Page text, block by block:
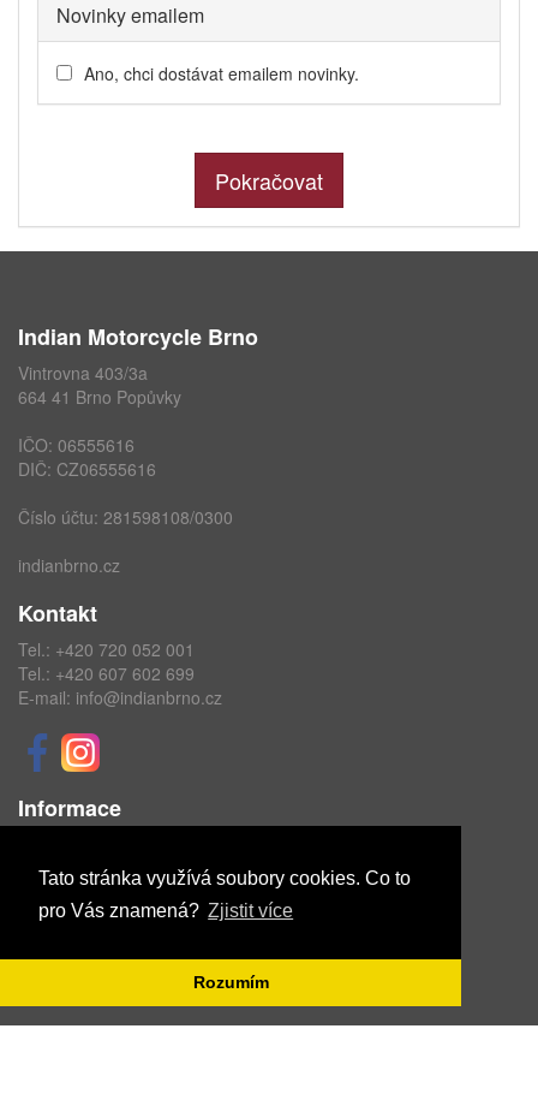
Tato stránka využívá soubory cookies. Co to
pro Vás znamená? Zjistit více
Rozumím
Novinky emailem
Ano, chci dostávat emailem novinky.
Pokračovat
Indian Motorcycle Brno
Vintrovna 403/3a
664 41 Brno Popůvky
IČO: 06555616
DIČ: CZ06555616
Číslo účtu: 281598108/0300
indianbrno.cz
Kontakt
Tel.: +420 720 052 001
Tel.: +420 607 602 699
E-mail: info@indianbrno.cz
Informace
Ochrana osobních údajů
Copyright © ABRA Software a.s. 2020